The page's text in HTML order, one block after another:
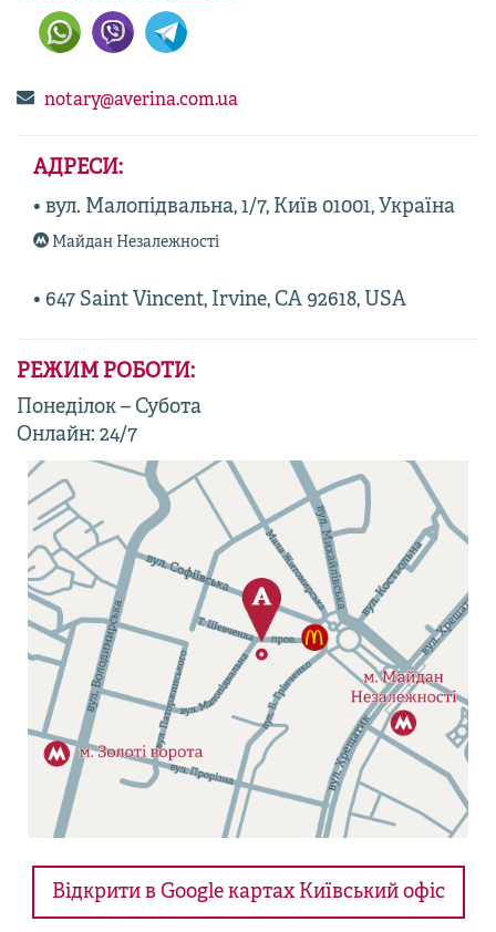
notary@averina.com.ua
АДРЕСИ:
• вул. Малопідвальна, 1/7, Київ 01001, Україна
Майдан Незалежності
• 647 Saint Vincent, Irvine, CA 92618, USA
РЕЖИМ РОБОТИ:
Понеділок – Субота
Онлайн: 24/7
Відкрити в Google картах Київський офіс